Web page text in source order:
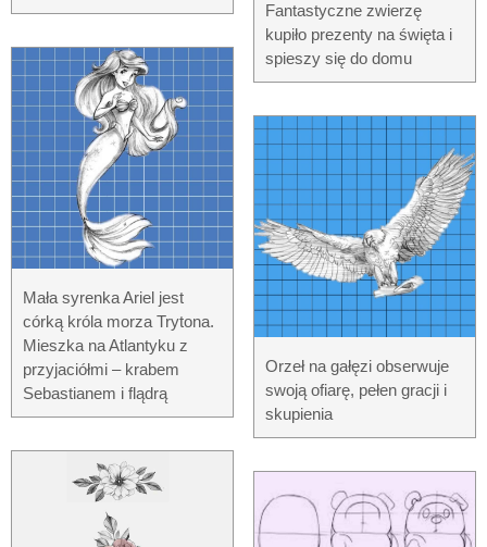
Mała syrenka Ariel jest
córką króla morza Trytona.
Mieszka na Atlantyku z
przyjaciółmi – krabem
Sebastianem i flądrą
Fantastyczne zwierzę
kupiło prezenty na święta i
spieszy się do domu
Orzeł na gałęzi obserwuje
swoją ofiarę, pełen gracji i
skupienia